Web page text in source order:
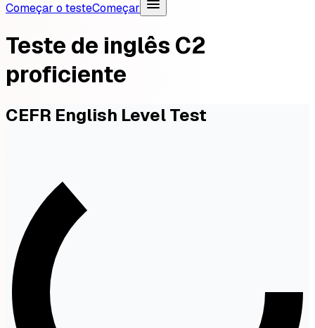
Começar o testeComeçar
Teste de inglês C2
proficiente
CEFR English Level Test